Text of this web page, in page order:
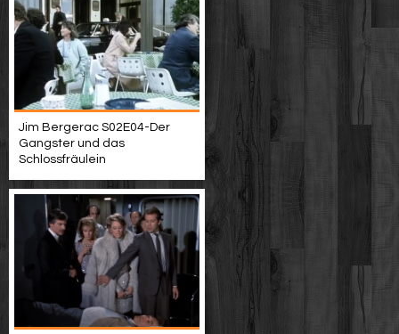
Jim Bergerac S02E04-Der
Gangster und das
Schlossfräulein